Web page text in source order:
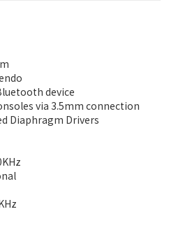
device
via 3.5mm connection
Diaphragm Drivers